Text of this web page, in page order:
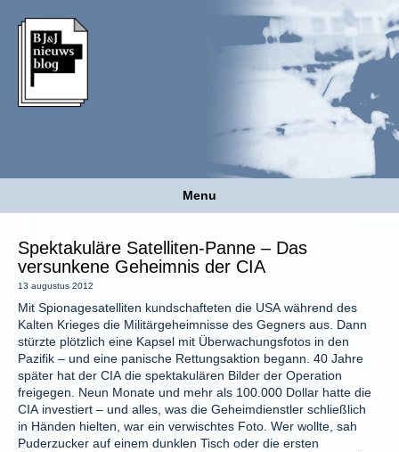
Menu
Spektakuläre Satelliten-Panne – Das
versunkene Geheimnis der CIA
13 augustus 2012
Mit Spionagesatelliten kundschafteten die USA während des
Kalten Krieges die Militärgeheimnisse des Gegners aus. Dann
stürzte plötzlich eine Kapsel mit Überwachungsfotos in den
Pazifik – und eine panische Rettungsaktion begann. 40 Jahre
später hat der CIA die spektakulären Bilder der Operation
freigegen. Neun Monate und mehr als 100.000 Dollar hatte die
CIA investiert – und alles, was die Geheimdienstler schließlich
in Händen hielten, war ein verwischtes Foto. Wer wollte, sah
Puderzucker auf einem dunklen Tisch oder die ersten